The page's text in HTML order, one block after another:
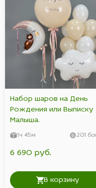
Набор шаров на День
Рождения или Выписку
Малыша.
1ч 45м 201
6 690 руб.
В корзину